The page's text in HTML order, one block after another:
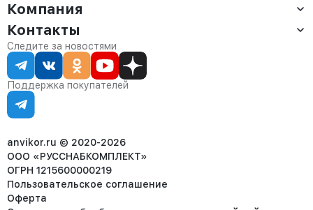
Доставка
Оплата
Сервис
Статус заказа
Статьи
Компания
О компании
Контакты
Партнёрам
Контакты
Отдел продаж:
8 (800) 234-22-62
corp@anvikor.ru
Ежедневно, с 7:00-19:00 (МСК)
Отдел рекламации:
8 (953) 455-25-61
Следите за новостями
Поддержка покупателей
anvikor.ru © 2020-2026
ООО «РУССНАБКОМПЛЕКТ»
ОГРН 1215600000219
Пользовательское соглашение
Оферта